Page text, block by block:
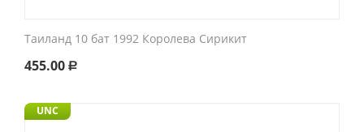
Таиланд 10 бат 1992 Королева Сирикит
455.00 Р
UNC